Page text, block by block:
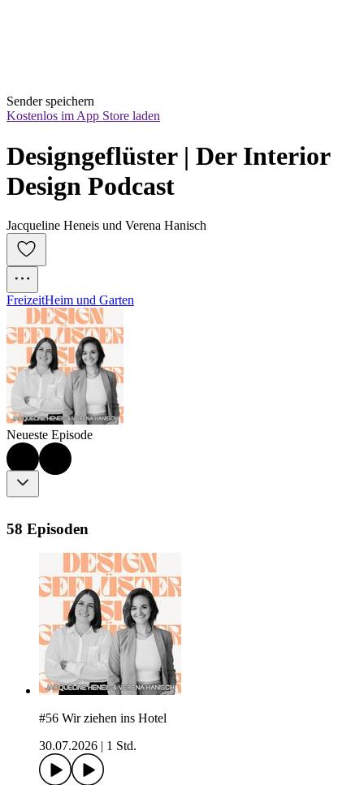
Sender speichern
Kostenlos im App Store laden
Designgeflüster | Der Interior
Design Podcast
Jacqueline Heneis und Verena Hanisch
FreizeitHeim und Garten
Neueste Episode
58 Episoden
#56 Wir ziehen ins Hotel
30.07.2026
1 Std.